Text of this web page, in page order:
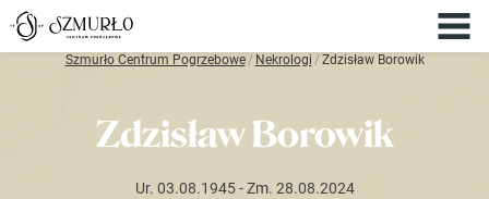
Szmurło Centrum Pogrzebowe/ Nekrologi / Zdzisław Borowik
Zdzisław Borowik
Ur. 03.08.1945 - Zm. 28.08.2024